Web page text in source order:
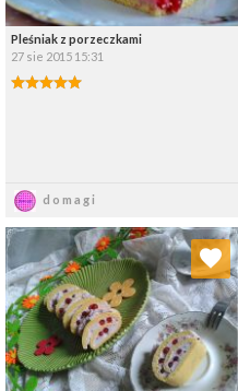
Pleśniak z porzeczkami
27 sie 2015 15:31
domagi
Dodaj do ulubionych
Wybierz listę: